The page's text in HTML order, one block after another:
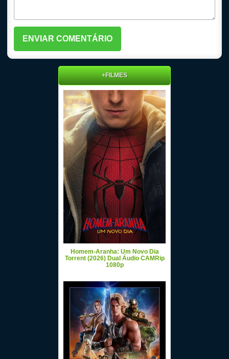
+FILMES
Homem-Aranha: Um Novo Dia
Torrent (2026) Dual Áudio CAMRip
1080p